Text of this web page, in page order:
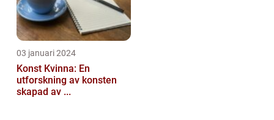
03 januari 2024
Konst Kvinna: En
utforskning av konsten
skapad av ...